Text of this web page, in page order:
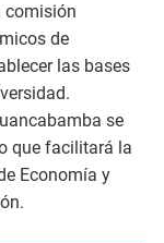
comisión
de
las bases
se
que facilitará la
Economía y